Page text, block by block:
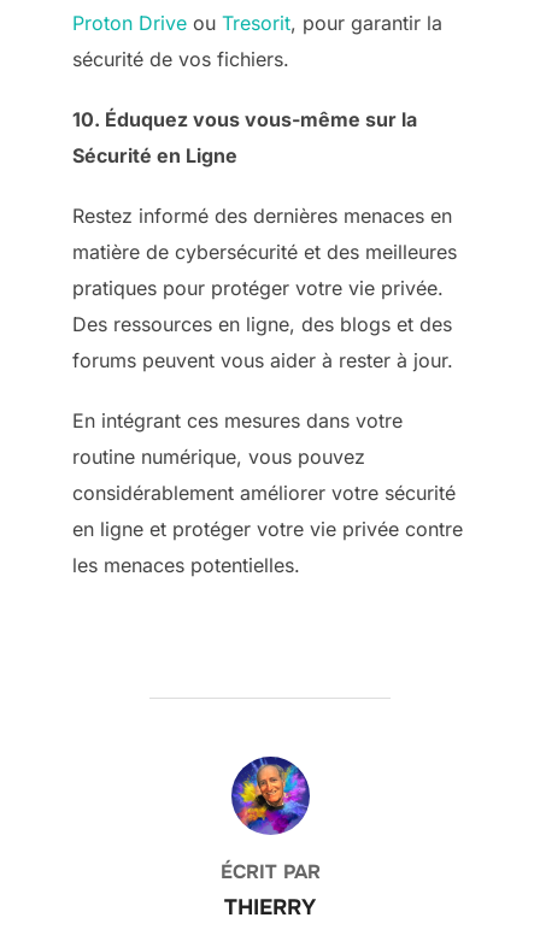
Proton Drive ou Tresorit, pour garantir la
sécurité de vos fichiers.
10. Éduquez vous vous-même sur la
Sécurité en Ligne
Restez informé des dernières menaces en
matière de cybersécurité et des meilleures
pratiques pour protéger votre vie privée.
Des ressources en ligne, des blogs et des
forums peuvent vous aider à rester à jour.
En intégrant ces mesures dans votre
routine numérique, vous pouvez
considérablement améliorer votre sécurité
en ligne et protéger votre vie privée contre
les menaces potentielles.
AUTEUR DE LA PUBLICATION
ÉCRIT PAR
THIERRY